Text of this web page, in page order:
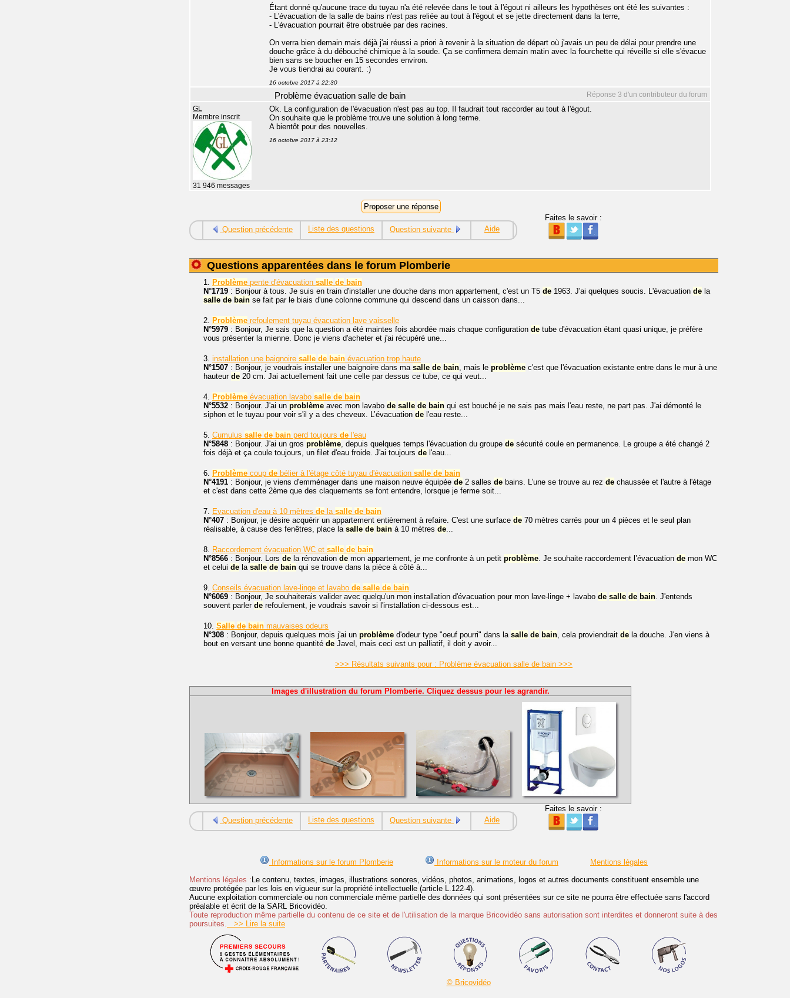
Étant donné qu'aucune trace du tuyau n'a été relevée dans le tout à l'égout ni ailleurs les hypothèses ont été les suivantes :
- L'évacuation de la salle de bains n'est pas reliée au tout à l'égout et se jette directement dans la terre,
- L'évacuation pourrait être obstruée par des racines.
On verra bien demain mais déjà j'ai réussi a priori à revenir à la situation de départ où j'avais un peu de délai pour prendre une
douche grâce à du débouché chimique à la soude. Ça se confirmera demain matin avec la fourchette qui réveille si elle s'évacue
bien sans se boucher en 15 secondes environ.
Je vous tiendrai au courant. :)
16 octobre 2017 à 22:30
Réponse 3 d'un contributeur du forum
Problème évacuation salle de bain
GL
Membre inscrit
31 946 messages
Ok. La configuration de l'évacuation n'est pas au top. Il faudrait tout raccorder au tout à l'égout.
On souhaite que le problème trouve une solution à long terme.
A bientôt pour des nouvelles.
16 octobre 2017 à 23:12
Question précédente Liste des questions Question suivante Aide
Faites le savoir :
Questions apparentées dans le forum Plomberie
1. Problème pente d'évacuation salle de bain
N°1719 : Bonjour à tous. Je suis en train d'installer une douche dans mon appartement, c'est un T5 de 1963. J'ai quelques soucis. L'évacuation de la
salle de bain se fait par le biais d'une colonne commune qui descend dans un caisson dans...
2. Problème refoulement tuyau évacuation lave vaisselle
N°5979 : Bonjour, Je sais que la question a été maintes fois abordée mais chaque configuration de tube d'évacuation étant quasi unique, je préfère
vous présenter la mienne. Donc je viens d'acheter et j'ai récupéré une...
3. installation une baignoire salle de bain évacuation trop haute
N°1507 : Bonjour, je voudrais installer une baignoire dans ma salle de bain, mais le problème c'est que l'évacuation existante entre dans le mur à une
hauteur de 20 cm. Jai actuellement fait une celle par dessus ce tube, ce qui veut...
4. Problème évacuation lavabo salle de bain
N°5532 : Bonjour. J'ai un problème avec mon lavabo de salle de bain qui est bouché je ne sais pas mais l'eau reste, ne part pas. J'ai démonté le
siphon et le tuyau pour voir s'il y a des cheveux. L’évacuation de l'eau reste...
5. Cumulus salle de bain perd toujours de l'eau
N°5848 : Bonjour. J'ai un gros problème, depuis quelques temps l'évacuation du groupe de sécurité coule en permanence. Le groupe a été changé 2
fois déjà et ça coule toujours, un filet d'eau froide. J'ai toujours de l'eau...
6. Problème coup de bélier à l'étage côté tuyau d'évacuation salle de bain
N°4191 : Bonjour, je viens d'emménager dans une maison neuve équipée de 2 salles de bains. L'une se trouve au rez de chaussée et l'autre à l'étage
et c'est dans cette 2ème que des claquements se font entendre, lorsque je ferme soit...
7. Evacuation d'eau à 10 mètres de la salle de bain
N°407 : Bonjour, je désire acquérir un appartement entièrement à refaire. C'est une surface de 70 mètres carrés pour un 4 pièces et le seul plan
réalisable, à cause des fenêtres, place la salle de bain à 10 mètres de...
8. Raccordement évacuation WC et salle de bain
N°8566 : Bonjour. Lors de la rénovation de mon appartement, je me confronte à un petit problème. Je souhaite raccordement l’évacuation de mon WC
et celui de la salle de bain qui se trouve dans la pièce à côté à...
9. Conseils évacuation lave-linge et lavabo de salle de bain
N°6069 : Bonjour, Je souhaiterais valider avec quelqu'un mon installation d'évacuation pour mon lave-linge + lavabo de salle de bain. J'entends
souvent parler de refoulement, je voudrais savoir si l'installation ci-dessous est...
10. Salle de bain mauvaises odeurs
N°308 : Bonjour, depuis quelques mois j'ai un problème d'odeur type "oeuf pourri" dans la salle de bain, cela proviendrait de la douche. J'en viens à
bout en versant une bonne quantité de Javel, mais ceci est un palliatif, il doit y avoir...
>>> Résultats suivants pour : Problème évacuation salle de bain >>>
Images d'illustration du forum Plomberie. Cliquez dessus pour les agrandir.
Question précédente Liste des questions Question suivante Aide
Faites le savoir :
Informations sur le forum Plomberie Informations sur le moteur du forum
Mentions légales
Mentions légales :Le contenu, textes, images, illustrations sonores, vidéos, photos, animations, logos et autres documents constituent ensemble une
œuvre protégée par les lois en vigueur sur la propriété intellectuelle (article L.122-4).
Aucune exploitation commerciale ou non commerciale même partielle des données qui sont présentées sur ce site ne pourra être effectuée sans l'accord
préalable et écrit de la SARL Bricovidéo.
Toute reproduction même partielle du contenu de ce site et de l'utilisation de la marque Bricovidéo sans autorisation sont interdites et donneront suite à des
poursuites.
>> Lire la suite
© Bricovidéo